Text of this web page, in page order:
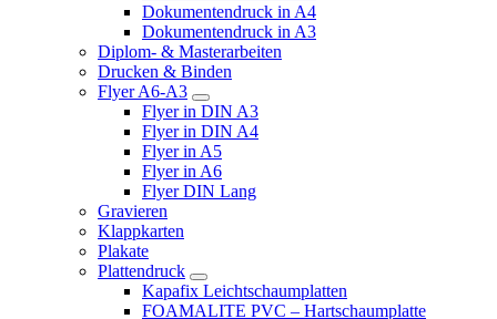
Dokumentendruck in A4
Dokumentendruck in A3
Diplom- & Masterarbeiten
Drucken & Binden
Flyer A6-A3
Flyer in DIN A3
Flyer in DIN A4
Flyer in A5
Flyer in A6
Flyer DIN Lang
Gravieren
Klappkarten
Plakate
Plattendruck
Kapafix Leichtschaumplatten
FOAMALITE PVC – Hartschaumplatte